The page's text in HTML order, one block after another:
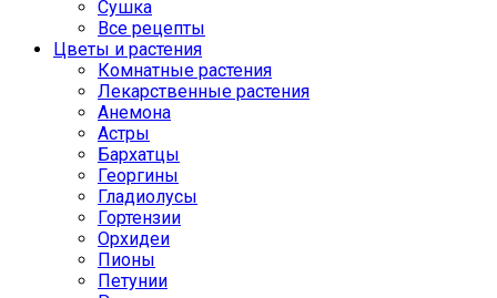
Сушка
Все рецепты
Цветы и растения
Комнатные растения
Лекарственные растения
Анемона
Астры
Бархатцы
Георгины
Гладиолусы
Гортензии
Орхидеи
Пионы
Петунии